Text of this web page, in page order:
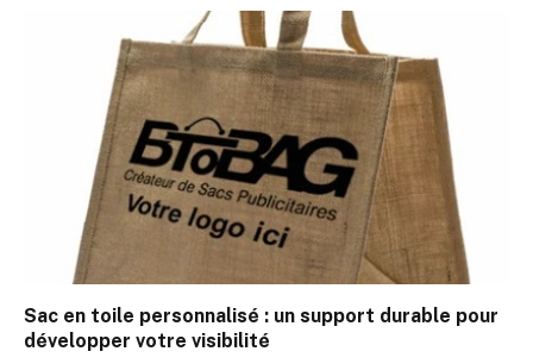
Sac en toile personnalisé : un support durable pour
développer votre visibilité